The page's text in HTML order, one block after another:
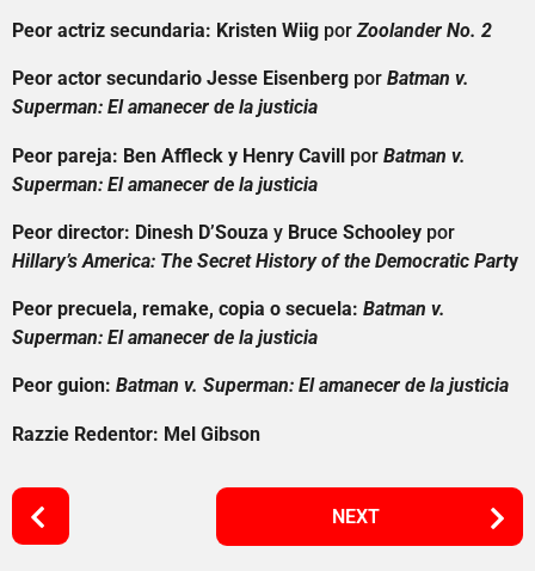
Peor actriz secundaria: Kristen Wiig porZoolander No. 2
Peor actor secundario Jesse Eisenberg por Batman v.
Superman: El amanecer de la justicia
Peor pareja: Ben Affleck y Henry Cavill por Batman v.
Superman: El amanecer de la justicia
Peor director: Dinesh D’Souza y Bruce Schooley por
Hillary’s America: The Secret History of the Democratic Party
Peor precuela, remake, copia o secuela: Batman v.
Superman: El amanecer de la justicia
Peor guion: Batman v. Superman: El amanecer de la justicia
Razzie Redentor: Mel Gibson
P
o
NEXT